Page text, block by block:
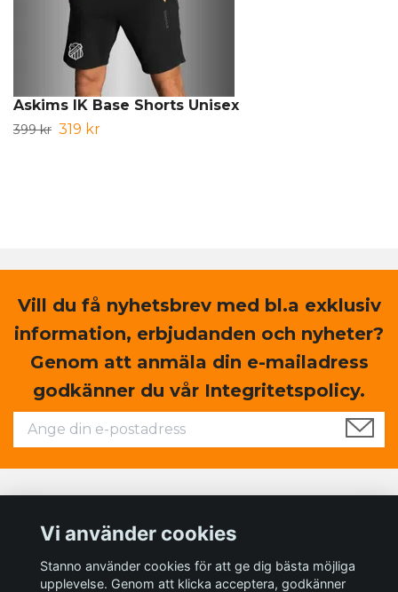
Askims IK Base Shorts Unisex
399 kr 319 kr
Vill du få nyhetsbrev med bl.a exklusiv
information, erbjudanden och nyheter?
Genom att anmäla din e-mailadress
godkänner du vår Integritetspolicy.
Sociala medier
Vi använder cookies
Stanno använder cookies för att ge dig bästa möjliga
upplevelse. Genom att klicka acceptera, godkänner